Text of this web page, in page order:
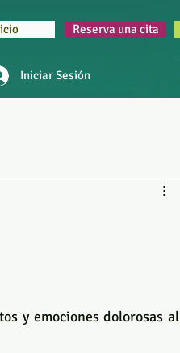
Reserva una cita
Iniciar Sesión
y emociones dolorosas al